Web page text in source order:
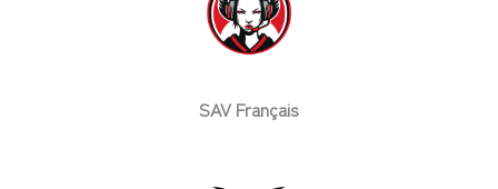
SAV Français